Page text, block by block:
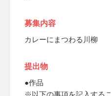
募集内容
カレーにまつわる川柳
提出物
●作品
※以下の事項を記入する